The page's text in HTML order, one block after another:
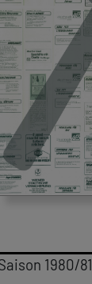
1980/81